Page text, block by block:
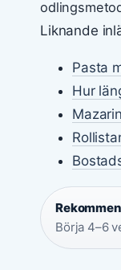
Liknande
Pasta
Hur
Börja 4–6